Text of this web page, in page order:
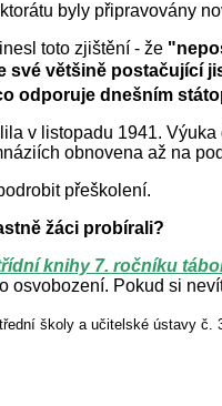
byly připravovány
toto zjištění - že
své většině postačující
odporuje dnešním
v listopadu 1941.
obnovena až na
přeškolení.
žáci probírali?
knihy 7. ročníku
osvobození. Pokud si
školy a učitelské ústavy č.